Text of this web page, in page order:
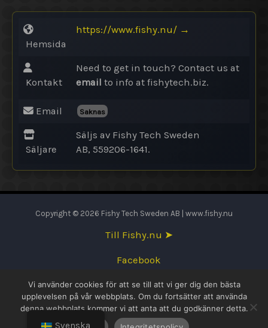
Hemsida
https://www.fishy.nu/ →
Kontakt
Need to get in touch? Contact us at
email to info at fishytech.biz.
Email Saknas
Säljare
Säljs av Fishy Tech Sweden
AB, 559206-1641.
Copyright © 2026 Fishy Tech Sweden AB | www.fishy.nu
Till Fishy.nu ➤
Facebook
English
Svenska
Svenska
Vi använder cookies för att se till att vi ger dig den bästa
upplevelsen på vår webbplats. Om du fortsätter att använda
denna webbplats kommer vi att anta att du godkänner detta.